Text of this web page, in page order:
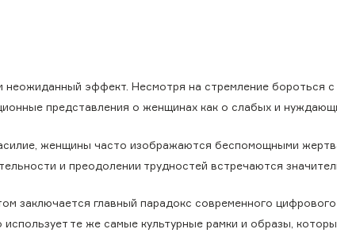
эффект. Несмотря на стремление бороться с
представления о женщинах как о слабых и
женщины часто изображаются беспомощными
и преодолении трудностей встречаются
заключается главный парадокс современного
те же самые культурные рамки и образы,